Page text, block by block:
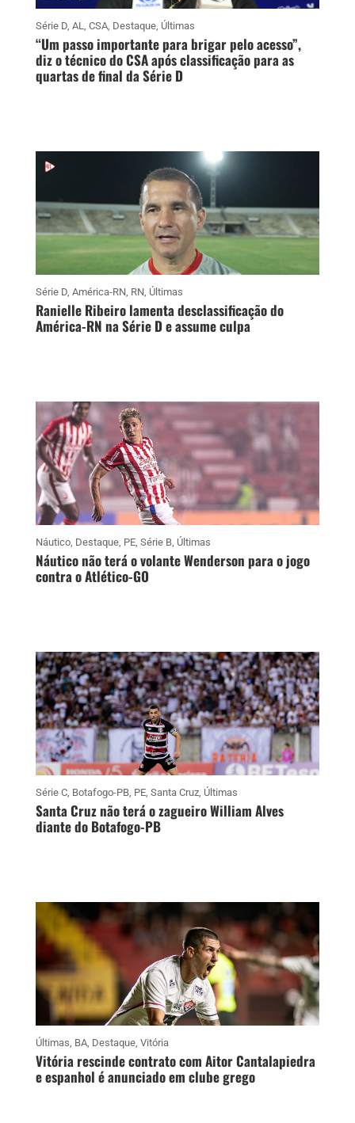
Série D, AL, CSA, Destaque, Últimas
“Um passo importante para brigar pelo acesso”,
diz o técnico do CSA após classificação para as
quartas de final da Série D
Série D, América-RN, RN, Últimas
Ranielle Ribeiro lamenta desclassificação do
América-RN na Série D e assume culpa
Náutico, Destaque, PE, Série B, Últimas
Náutico não terá o volante Wenderson para o jogo
contra o Atlético-GO
Série C, Botafogo-PB, PE, Santa Cruz, Últimas
Santa Cruz não terá o zagueiro William Alves
diante do Botafogo-PB
Últimas, BA, Destaque, Vitória
Vitória rescinde contrato com Aitor Cantalapiedra
e espanhol é anunciado em clube grego